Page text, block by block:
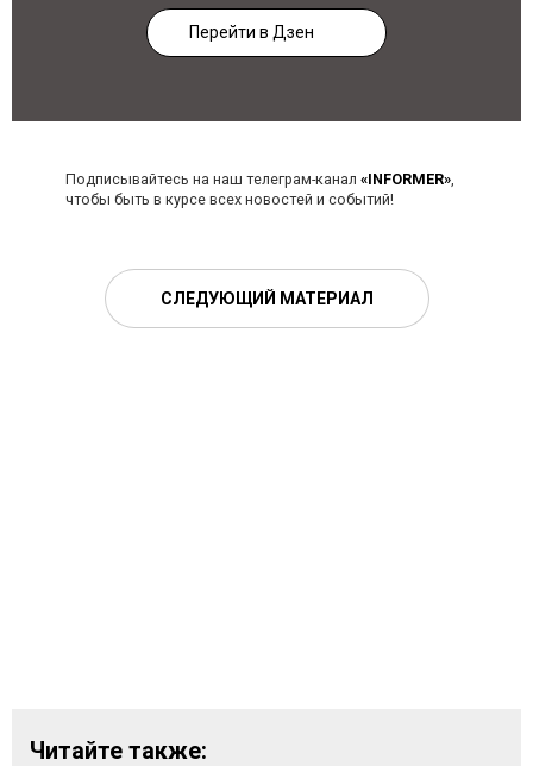
Перейти в Дзен
Подписывайтесь на наш телеграм-канал «INFORMER»,
чтобы быть в курсе всех новостей и событий!
СЛЕДУЮЩИЙ МАТЕРИАЛ
Читайте также: